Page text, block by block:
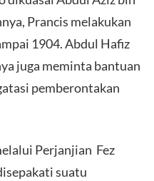
Prancis melakukan
1904. Abdul Hafiz
juga meminta bantuan
pemberontakan
Perjanjian Fez
suatu